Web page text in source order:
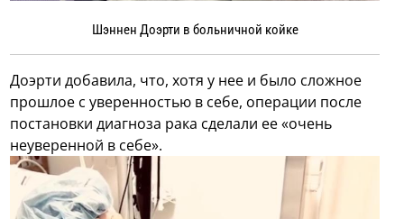
Шэннен Доэрти в больничной койке
Доэрти добавила, что, хотя у нее и было сложное
прошлое с уверенностью в себе, операции после
постановки диагноза рака сделали ее «очень
неуверенной в себе».